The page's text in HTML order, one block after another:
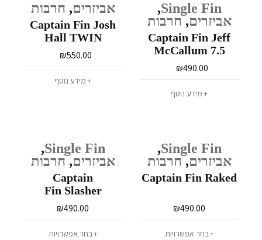
Single Fin
,
אביזרים,חרבות
Captain Fin Jeff
McCallum 7.5
₪490.00
מידע נוסף
אביזרים, חרבות
Captain Fin Josh
Hall TWIN
₪550.00
מידע נוסף
Single Fin
,
אביזרים,חרבות
Captain Fin Raked
₪490.00
בחר אפשרויות
Single Fin
,
אביזרים,חרבות
Captain
Fin Slasher
₪490.00
בחר אפשרויות